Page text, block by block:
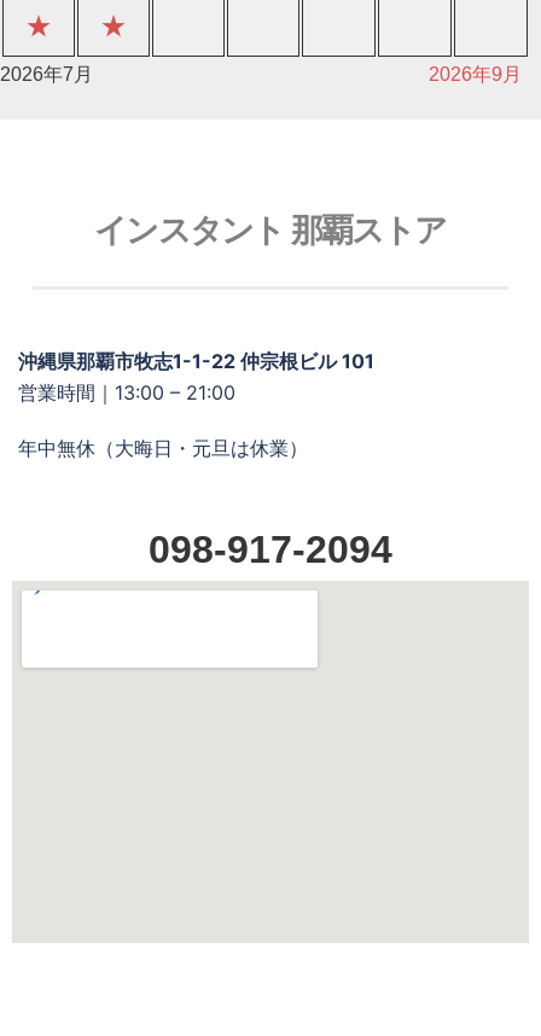
★ ★
2026年7月 2026年9月
インスタント 那覇ストア
沖縄県那覇市牧志1-1-22 仲宗根ビル 101
営業時間｜13:00 – 21:00
年中無休（大晦日・元旦は休業）
098-917-2094